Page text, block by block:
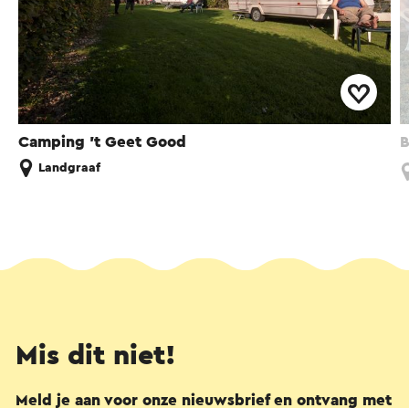
Camping 't Geet Good
Landgraaf
Mis dit niet!
Meld je aan voor onze nieuwsbrief en ontvang met